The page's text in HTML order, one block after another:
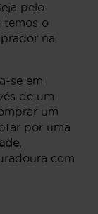
pelo
temos o
na
se em
de um
um
por uma
,
com